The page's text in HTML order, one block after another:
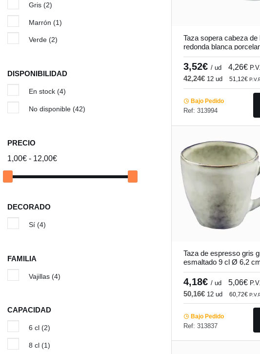
Taza sopera cabeza de
redonda blanca
9,5 cm Bistronome
3,52€ / ud 4,26€
42,24€ 12 ud 51,12€
Bajo Pedido
Ref: 313994
Taza de espresso gris
esmaltado 9 cl Ø 6,2
Pro.mundi
4,18€ / ud 5,06€
50,16€ 12 ud 60,72€
Bajo Pedido
Ref: 313837
Gris (2)
Marrón (1)
Verde (2)
DISPONIBILIDAD
En stock (4)
No disponible (42)
PRECIO
1,00€ - 12,00€
DECORADO
Sí (4)
FAMILIA
Vajillas (4)
CAPACIDAD
6 cl (2)
8 cl (1)